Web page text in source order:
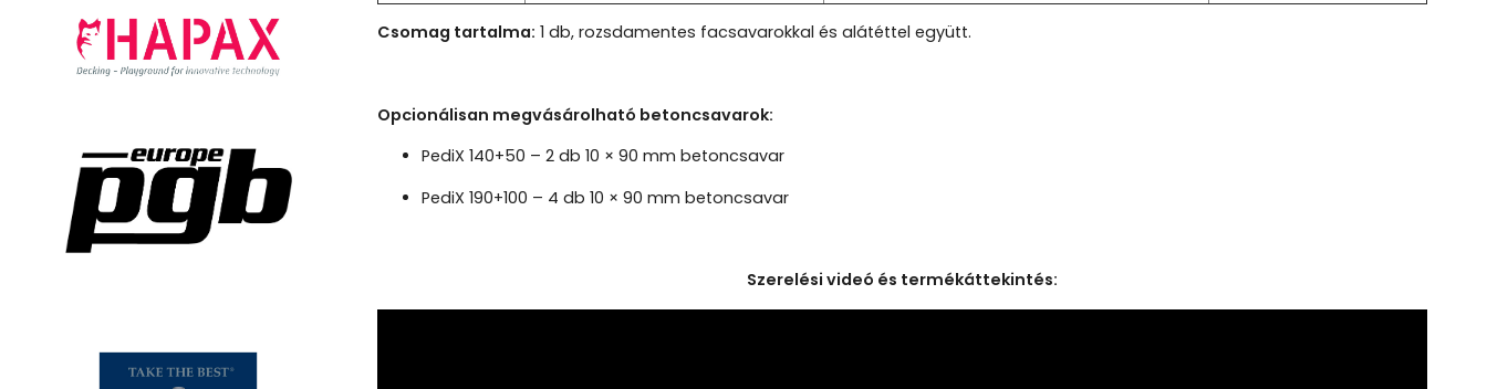
Csomag tartalma: 1 db, rozsdamentes facsavarokkal és alátéttel együtt.
Opcionálisan megvásárolható betoncsavarok:
PediX 140+50 – 2 db 10 × 90 mm betoncsavar
PediX 190+100 – 4 db 10 × 90 mm betoncsavar
Szerelési videó és termékáttekintés: